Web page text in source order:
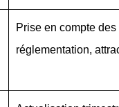
Prise en compte
réglementation,